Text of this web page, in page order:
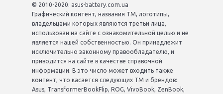
© 2010-2020. asus-battery.com.ua
Графический контент, названия ТМ, логотипы,
владельцами которых являются третьи лица,
использован на сайте с ознакомительной целью и не
является нашей собственностью. Он принадлежит
исключительно законному правообладателю, и
приводится на сайте в качестве справочной
информации. В это число может входить также
контент, что касается следующих ТМ и брендов:
Asus, TransformerBookFlip, ROG, VivoBook, ZenBook,